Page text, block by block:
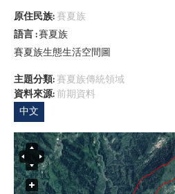
原住民族: 賽夏族
語言 賽夏族
賽夏族生態生活空間圖
主題分類: 賽夏族傳統領域
資料來源:前期資料
中文